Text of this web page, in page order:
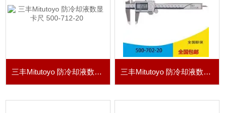
三丰Mitutoyo 防冷却液数显卡尺 500-712-20 三丰Mitutoyo 防冷却液数显卡尺 500-702-20